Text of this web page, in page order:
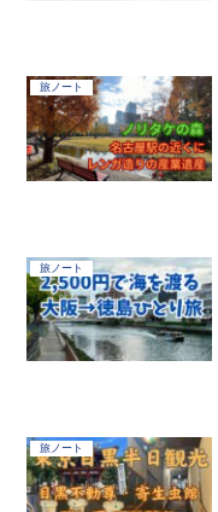
旅ノート
旅ノート
旅ノート